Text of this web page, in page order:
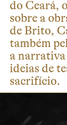
do Ceará,
sobre a
de Brito,
também
a narrativa
ideias de
sacrifício.